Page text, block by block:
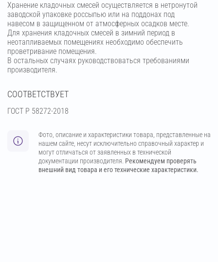
Хранение кладочных смесей осуществляется в нетронутой
заводской упаковке россыпью или на поддонах под
навесом в защищенном от атмосферных осадков месте.
Для хранения кладочных смесей в зимний период в
неотапливаемых помещениях необходимо обеспечить
проветривание помещения.
В остальных случаях руководствоваться требованиями
производителя.
СООТВЕТСТВУЕТ
ГОСТ Р 58272-2018
Фото, описание и характеристики товара, представленные на
нашем сайте, несут исключительно справочный характер и
могут отличаться от заявленных в технической
документации производителя. Рекомендуем проверять
внешний вид товара и его технические характеристики.